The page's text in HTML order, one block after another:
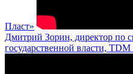
Пласт»
Дмитрий Зорин, директор по
государственной власти,